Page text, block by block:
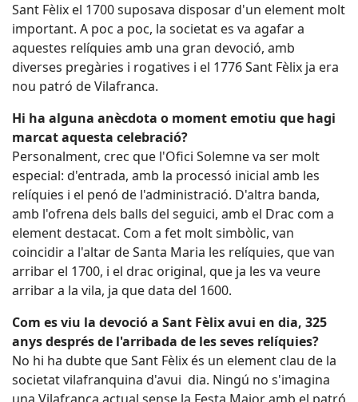
Sant Fèlix el 1700 suposava disposar d'un element molt
important. A poc a poc, la societat es va agafar a
aquestes relíquies amb una gran devoció, amb
diverses pregàries i rogatives i el 1776 Sant Fèlix ja era
nou patró de Vilafranca.
Hi ha alguna anècdota o moment emotiu que hagi
marcat aquesta celebració?
Personalment, crec que l'Ofici Solemne va ser molt
especial: d'entrada, amb la processó inicial amb les
relíquies i el penó de l'administració. D'altra banda,
amb l'ofrena dels balls del seguici, amb el Drac com a
element destacat. Com a fet molt simbòlic, van
coincidir a l'altar de Santa Maria les relíquies, que van
arribar el 1700, i el drac original, que ja les va veure
arribar a la vila, ja que data del 1600.
Com es viu la devoció a Sant Fèlix avui en dia, 325
anys després de l'arribada de les seves relíquies?
No hi ha dubte que Sant Fèlix és un element clau de la
societat vilafranquina d'avui dia. Ningú no s'imagina